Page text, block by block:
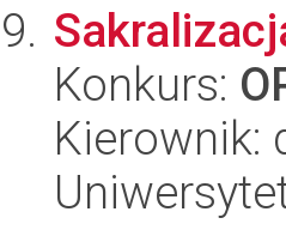
Konkurs:
Kierownik: